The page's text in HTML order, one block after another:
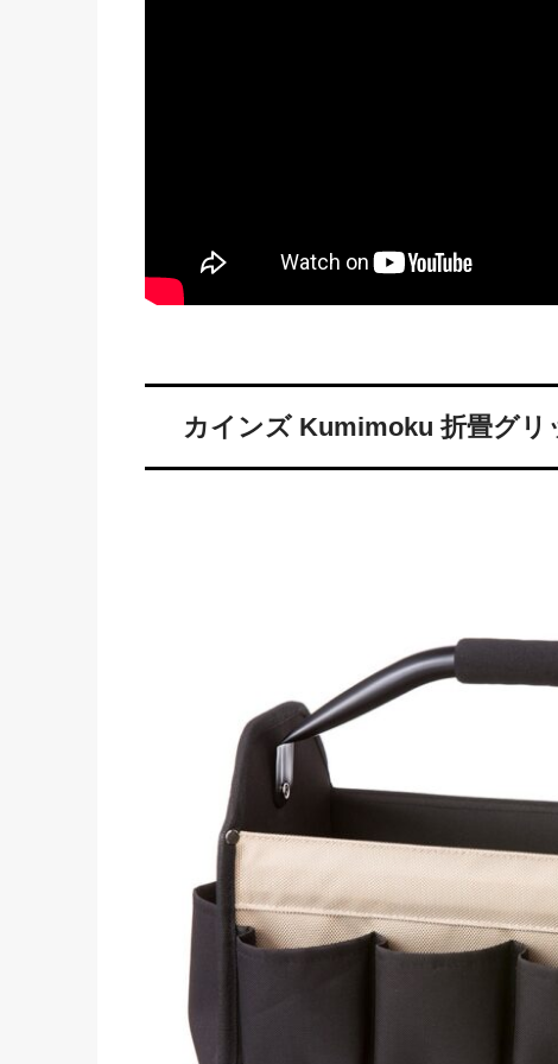
カインズ Kumimoku 折畳グリ